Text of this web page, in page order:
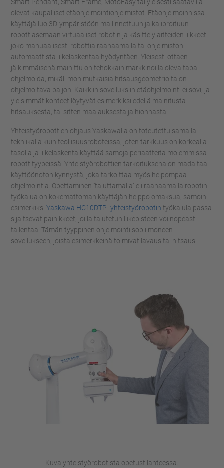
olevat kaupalliset etäohjelmointiohjelmistot. Etäohjelmoinnissa
käyttäjä luo 3D-ympäristöön mallinnettuun ja kalibroituun
robottiasemaan virtuaaliset robotin ja käsittelylaitteiden liikkeet
joko manuaalisesti robottia raahaamalla tai ohjelmiston
automaattista liikelaskentaa hyödyntäen. Yleisesti ottaen
jälkimmäisenä mainittu on tehokkain markkinoilla oleva tapa
ohjelmoida, mikäli monimutkaisia hitsausgeometrioita on
ohjelmoitava paljon. Kaikkiin sovelluksiin etäohjelmointi ei sovi, ja
yleisimmät kohteet löytyvät esimerkiksi edellä mainitusta
hitsauksesta, tai sitten maalauksesta ja hionnasta.
Yhteistyörobottien ohjaus Yaskawalla on toteutettu samalla
tekniikalla kuin teollisuusroboteissa, joten tarkkuus on korkealla
tasolla ja liikelaskenta käyttää samoja periaatteita molemmissa
robottityypeissä. Yhteistyörobottien tarkoituksena on madaltaa
käyttöönoton kynnystä, joka tarkoittaa myös helpompaa
ohjelmointia. Opettaminen ’’taluttamalla’’ eli raahaamalla robotin
työkalua on kokemattoman käyttäjän helppo omaksua, samoin
esimerkiksi Yaskawa HC10DTP -yhteistyörobotin työkalulaipassa
sijaitsevat painikkeet, joilla talutetun liikepisteen voi nopeasti
tallentaa. Tämän tyyppinen ohjelmointi sopii moneen
sovellukseen, joista esimerkkeinä toimivat lavaus tai hitsaus.
Kuva yhteistyörobotista opetustilanteessa.